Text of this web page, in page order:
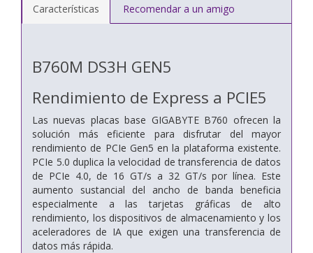
Características Recomendar a un amigo
B760M DS3H GEN5
Rendimiento de Express a PCIE5
Las nuevas placas base GIGABYTE B760 ofrecen la
solución más eficiente para disfrutar del mayor
rendimiento de PCIe Gen5 en la plataforma existente.
PCIe 5.0 duplica la velocidad de transferencia de datos
de PCIe 4.0, de 16 GT/s a 32 GT/s por línea. Este
aumento sustancial del ancho de banda beneficia
especialmente a las tarjetas gráficas de alto
rendimiento, los dispositivos de almacenamiento y los
aceleradores de IA que exigen una transferencia de
datos más rápida.